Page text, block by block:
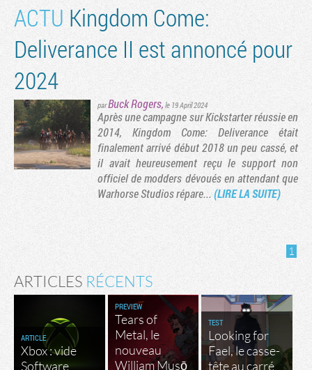
ACTU Kingdom Come:
Deliverance II est annoncé pour
2024
parBuck Rogers, le 19 April 2024
Après une campagne sur Kickstarter réussie en
2014, Kingdom Come: Deliverance était
finalement arrivé début 2018 un peu cassé, et
il avait heureusement reçu le support non
officiel de modders dévoués en attendant que
Warhorse Studios répare... (LIRE LA SUITE)
1
ARTICLES RÉCENTS
ARTICLE
Xbox : vide
Software
PREVIEW
Tears of
Metal, le
nouveau
William Musō
TEST
Looking for
Fael, le casse-
tête au carré